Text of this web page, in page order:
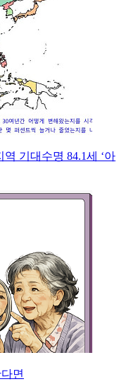
기대수명 84.1세 ‘아
면